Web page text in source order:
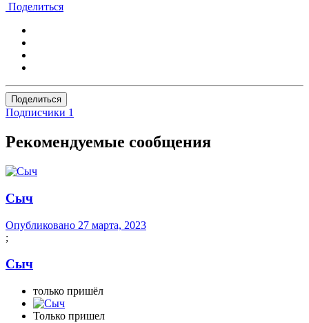
Поделиться
Поделиться
Подписчики 1
Рекомендуемые сообщения
Сыч
Опубликовано 27 марта, 2023
;
Сыч
только пришёл
Только пришел